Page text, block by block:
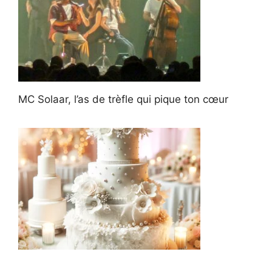
MC Solaar, l’as de trèfle qui pique ton cœur